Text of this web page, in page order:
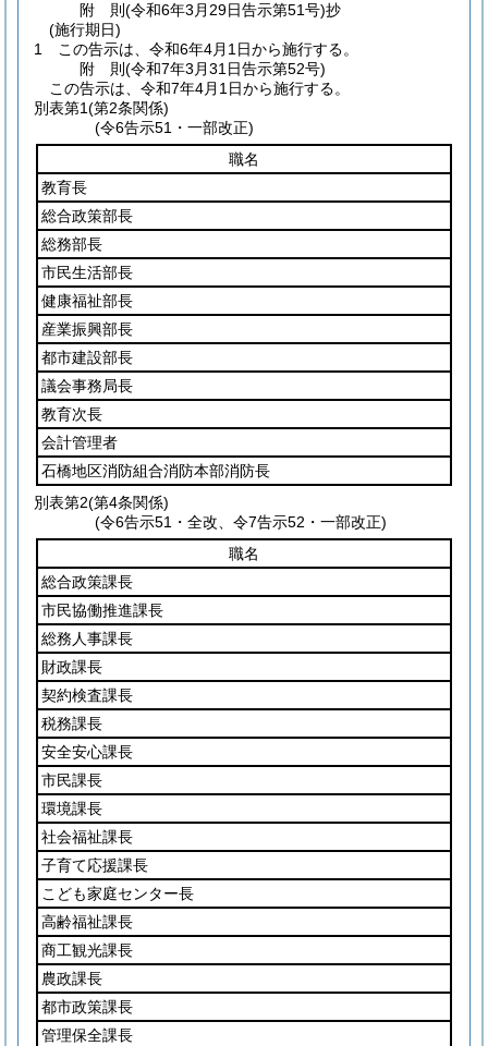
附 則(令和6年3月29日告示第51号)抄
(施行期日)
1
この告示は、令和6年4月1日から施行する。
附 則(令和7年3月31日告示第52号)
この告示は、令和7年4月1日から施行する。
別表第1(第2条関係)
(令6告示51・一部改正)
職名
教育長
総合政策部長
総務部長
市民生活部長
健康福祉部長
産業振興部長
都市建設部長
議会事務局長
教育次長
会計管理者
石橋地区消防組合消防本部消防長
別表第2(第4条関係)
(令6告示51・全改、令7告示52・一部改正)
職名
総合政策課長
市民協働推進課長
総務人事課長
財政課長
契約検査課長
税務課長
安全安心課長
市民課長
環境課長
社会福祉課長
子育て応援課長
こども家庭センター長
高齢福祉課長
商工観光課長
農政課長
都市政策課長
管理保全課長